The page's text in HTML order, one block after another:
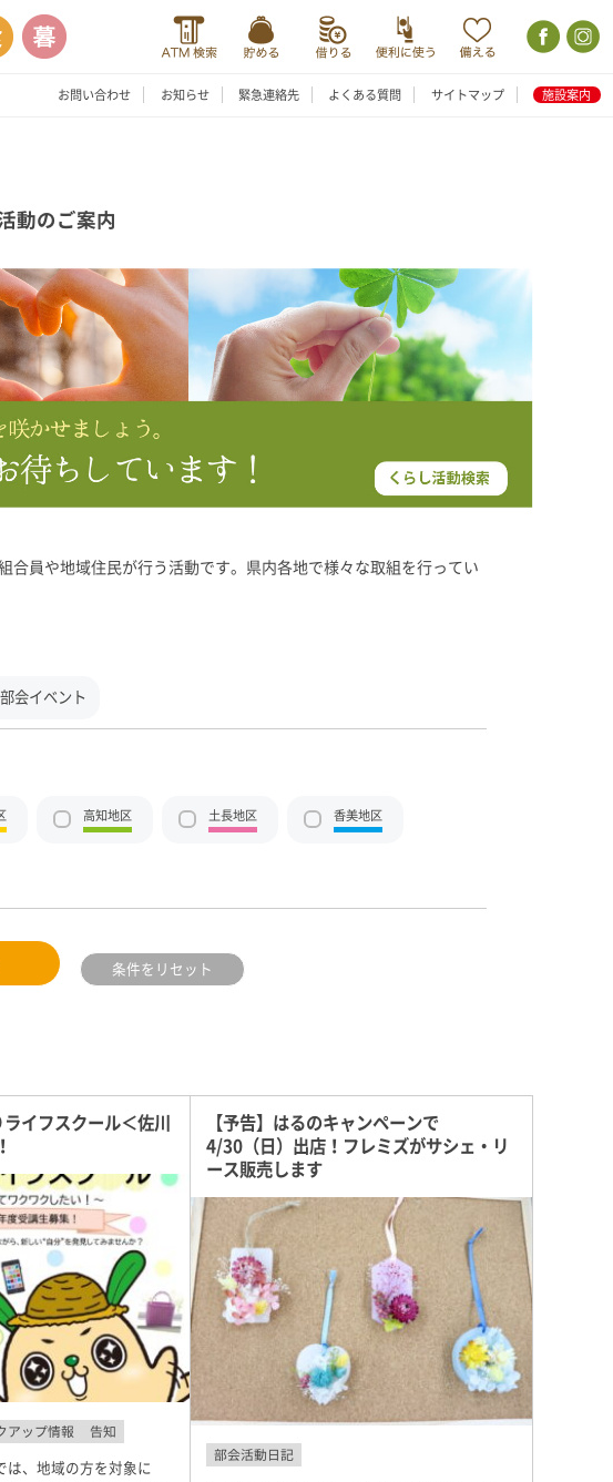
お問い合わせ お知らせ 緊急連絡先 よくある質問 サイトマップ 施設案内
動のご案内
合員や地域住民が行う活動です。県内各地で様々な取組を行ってい
部会イベント
高知地区 土長地区 香美地区
イフスクール＜佐川
アップ情報 告知
は、地域の方を対象に
【予告】はるのキャンペーンで
4/30（日）出店！フレミズがサシェ・リ
ース販売します
部会活動日記